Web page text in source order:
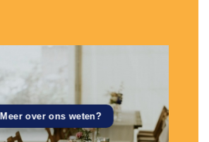
Meer over ons weten?